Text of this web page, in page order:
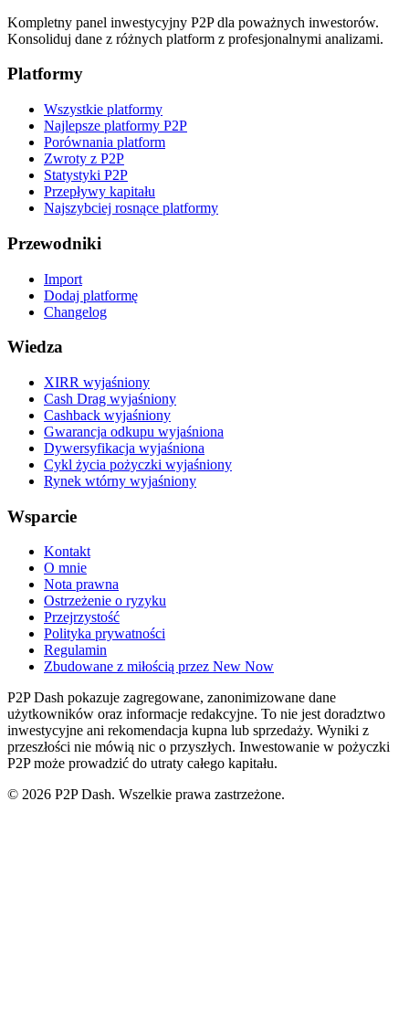
Kompletny panel inwestycyjny P2P dla poważnych inwestorów.
Konsoliduj dane z różnych platform z profesjonalnymi analizami.
Platformy
Wszystkie platformy
Najlepsze platformy P2P
Porównania platform
Zwroty z P2P
Statystyki P2P
Przepływy kapitału
Najszybciej rosnące platformy
Przewodniki
Import
Dodaj platformę
Changelog
Wiedza
XIRR wyjaśniony
Cash Drag wyjaśniony
Cashback wyjaśniony
Gwarancja odkupu wyjaśniona
Dywersyfikacja wyjaśniona
Cykl życia pożyczki wyjaśniony
Rynek wtórny wyjaśniony
Wsparcie
Kontakt
O mnie
Nota prawna
Ostrzeżenie o ryzyku
Przejrzystość
Polityka prywatności
Regulamin
Zbudowane z miłością przez New Now
P2P Dash pokazuje zagregowane, zanonimizowane dane
użytkowników oraz informacje redakcyjne. To nie jest doradztwo
inwestycyjne ani rekomendacja kupna lub sprzedaży. Wyniki z
przeszłości nie mówią nic o przyszłych. Inwestowanie w pożyczki
P2P może prowadzić do utraty całego kapitału.
© 2026 P2P Dash. Wszelkie prawa zastrzeżone.